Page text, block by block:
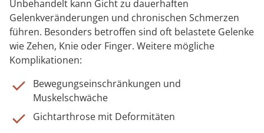
Unbehandelt kann Gicht zu dauerhaften
Gelenkveränderungen und chronischen Schmerzen
führen. Besonders betroffen sind oft belastete Gelenke
wie Zehen, Knie oder Finger. Weitere mögliche
Komplikationen:
Bewegungseinschränkungen und
Muskelschwäche
Gichtarthrose mit Deformitäten